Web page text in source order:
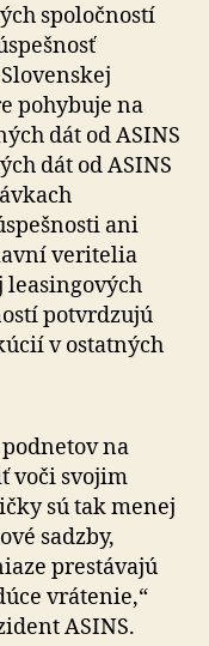
spoločností
pohybuje na
dát od ASINS
dát od ASINS
ani
veritelia
leasingových
potvrdzujú
v ostatných
na
voči svojim
sú tak menej
sadzby,
prestávajú
vrátenie,“
ASINS.